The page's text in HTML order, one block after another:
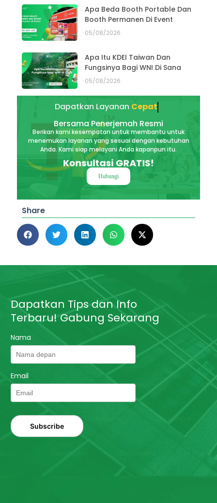
Apa Beda Booth Portable Dan
Booth Permanen Di Event
05/08/2026
Apa Itu KDEI Taiwan Dan
Fungsinya Bagi WNI Di Sana
05/08/2026
Dapatkan Layanan Akurat
Bersama Penerjemah Resmi
Berikan kami kesempatan untuk membantu untuk
menemukan layanan yang sesuai dengan kebutuhan
Anda. Kami siap melayani Anda kapanpun itu.
Konsultasi GRATIS!
Hubungi
Share
Dapatkan Tips dan Info
Terbaru! Gabung Sekarang
Nama
Email
Subscribe